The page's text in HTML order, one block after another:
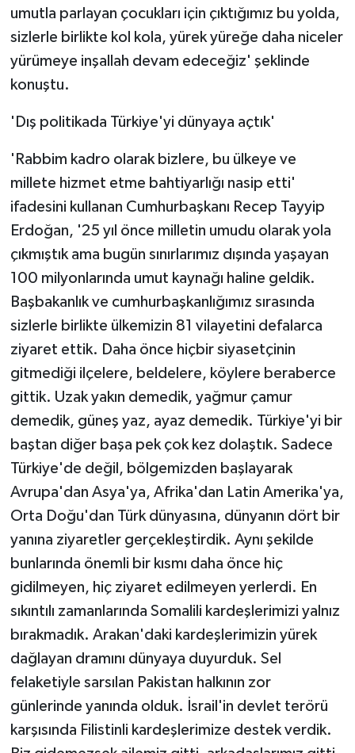
umutla parlayan çocukları için çıktığımız bu yolda,
sizlerle birlikte kol kola, yürek yüreğe daha niceler
yürümeye inşallah devam edeceğiz' şeklinde
konuştu.
'Dış politikada Türkiye'yi dünyaya açtık'
'Rabbim kadro olarak bizlere, bu ülkeye ve
millete hizmet etme bahtiyarlığı nasip etti'
ifadesini kullanan Cumhurbaşkanı Recep Tayyip
Erdoğan, '25 yıl önce milletin umudu olarak yola
çıkmıştık ama bugün sınırlarımız dışında yaşayan
100 milyonlarında umut kaynağı haline geldik.
Başbakanlık ve cumhurbaşkanlığımız sırasında
sizlerle birlikte ülkemizin 81 vilayetini defalarca
ziyaret ettik. Daha önce hiçbir siyasetçinin
gitmediği ilçelere, beldelere, köylere beraberce
gittik. Uzak yakın demedik, yağmur çamur
demedik, güneş yaz, ayaz demedik. Türkiye'yi bir
baştan diğer başa pek çok kez dolaştık. Sadece
Türkiye'de değil, bölgemizden başlayarak
Avrupa'dan Asya'ya, Afrika'dan Latin Amerika'ya,
Orta Doğu'dan Türk dünyasına, dünyanın dört bir
yanına ziyaretler gerçekleştirdik. Aynı şekilde
bunlarında önemli bir kısmı daha önce hiç
gidilmeyen, hiç ziyaret edilmeyen yerlerdi. En
sıkıntılı zamanlarında Somalili kardeşlerimizi yalnız
bırakmadık. Arakan'daki kardeşlerimizin yürek
dağlayan dramını dünyaya duyurduk. Sel
felaketiyle sarsılan Pakistan halkının zor
günlerinde yanında olduk. İsrail'in devlet terörü
karşısında Filistinli kardeşlerimize destek verdik.